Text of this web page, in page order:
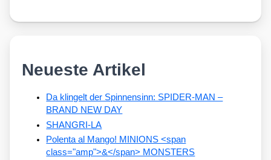
Neueste Artikel
Da klingelt der Spinnensinn: SPIDER-MAN –
BRAND NEW DAY
SHANGRI-LA
Polenta al Mango! MINIONS <span
class="amp">&</span> MONSTERS